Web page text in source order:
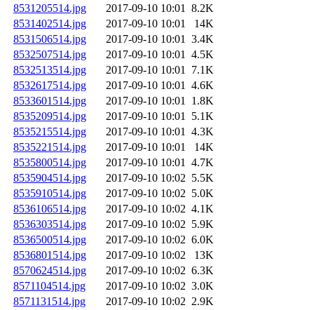
8531205514.jpg
2017-09-10 10:01 8.2K
8531402514.jpg
2017-09-10 10:01
14K
8531506514.jpg
2017-09-10 10:01 3.4K
8532507514.jpg
2017-09-10 10:01 4.5K
8532513514.jpg
2017-09-10 10:01 7.1K
8532617514.jpg
2017-09-10 10:01 4.6K
8533601514.jpg
2017-09-10 10:01 1.8K
8535209514.jpg
2017-09-10 10:01 5.1K
8535215514.jpg
2017-09-10 10:01 4.3K
8535221514.jpg
2017-09-10 10:01
14K
8535800514.jpg
2017-09-10 10:01 4.7K
8535904514.jpg
2017-09-10 10:02 5.5K
8535910514.jpg
2017-09-10 10:02 5.0K
8536106514.jpg
2017-09-10 10:02 4.1K
8536303514.jpg
2017-09-10 10:02 5.9K
8536500514.jpg
2017-09-10 10:02 6.0K
8536801514.jpg
2017-09-10 10:02
13K
8570624514.jpg
2017-09-10 10:02 6.3K
8571104514.jpg
2017-09-10 10:02 3.0K
8571131514.jpg
2017-09-10 10:02 2.9K